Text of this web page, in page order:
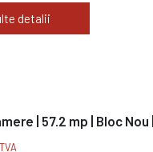
detalii
| 57.2 mp | Bloc